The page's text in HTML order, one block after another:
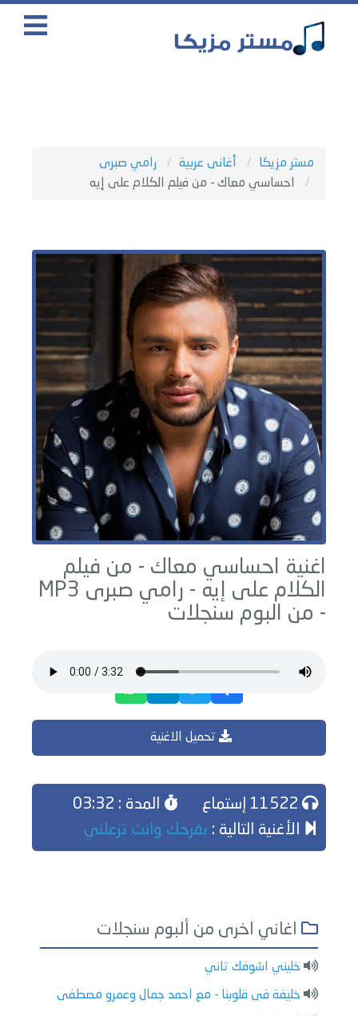
مستر مزيكا أغانى عربية
رامي صبرى
احساسي معاك - من فيلم الكلام على إيه
اغنية احساسي معاك - من فيلم
الكلام على إيه - رامي صبرى MP3
- من البوم سنجلات
تحميل الاغنية
المدة : 03:32
الأغنية التالية : بفرحك وانت تزعلني
اغاني اخرى من ألبوم سنجلات
خليني اشوفك تاني
خليفة فى قلوبنا - مع احمد جمال وعمرو مصطفى